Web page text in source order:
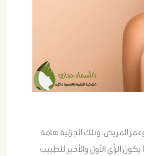
المريض، وتلك الجزئية هامة
الرأي الأول والأخير للطبيب